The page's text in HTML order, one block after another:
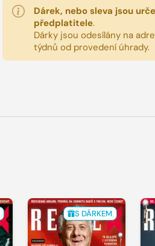
Dárek, nebo sleva jsou
předplatitele.
Dárky jsou odesílány na
týdnů od provedení úhrady.
S DÁRKEM